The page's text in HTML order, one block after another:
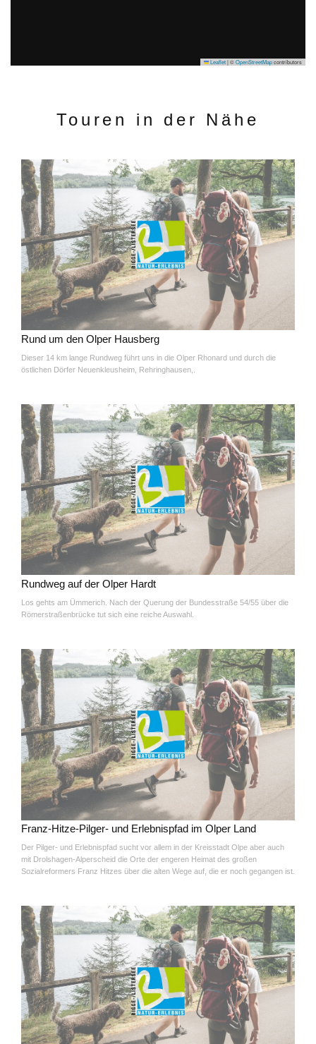
Leaflet|©OpenStreetMapcontributors
Touren in der Nähe
Rund um den Olper Hausberg
Dieser 14 km lange Rundweg führt uns in die Olper Rhonard und durch die
östlichen Dörfer Neuenkleusheim, Rehringhausen,.
Rundweg auf der Olper Hardt
Los gehts am Ümmerich. Nach der Querung der Bundesstraße 54/55 über die
Römerstraßenbrücke tut sich eine reiche Auswahl.
Franz-Hitze-Pilger- und Erlebnispfad im Olper Land
Der Pilger- und Erlebnispfad sucht vor allem in der Kreisstadt Olpe aber auch
mit Drolshagen-Alperscheid die Orte der engeren Heimat des großen
Sozialreformers Franz Hitzes über die alten Wege auf, die er noch gegangen ist.